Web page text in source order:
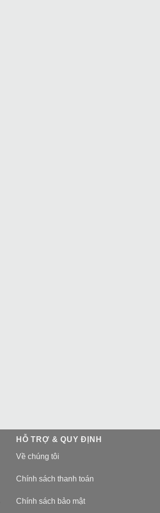
HỖ TRỢ & QUY ĐỊNH
Về chúng tôi
Chính sách thanh toán
Chính sách bảo mật